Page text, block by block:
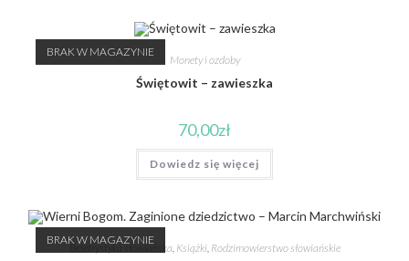
BRAK W MAGAZYNIE
Monety i ozdoby
Świętowit – zawieszka
70,00zł
Dowiedz się więcej
BRAK W MAGAZYNIE
Beletrystyka słowiańska Książki, Rodzimowierstwo słowiańskie